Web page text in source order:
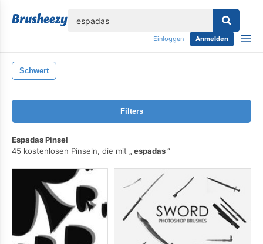
Einloggen Anmelden
Schwert
Filters
Espadas Pinsel
45 kostenlosen Pinseln, die mit
espadas